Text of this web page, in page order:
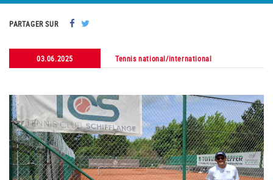
PARTAGER SUR
03.06.2025 Tennis national/international